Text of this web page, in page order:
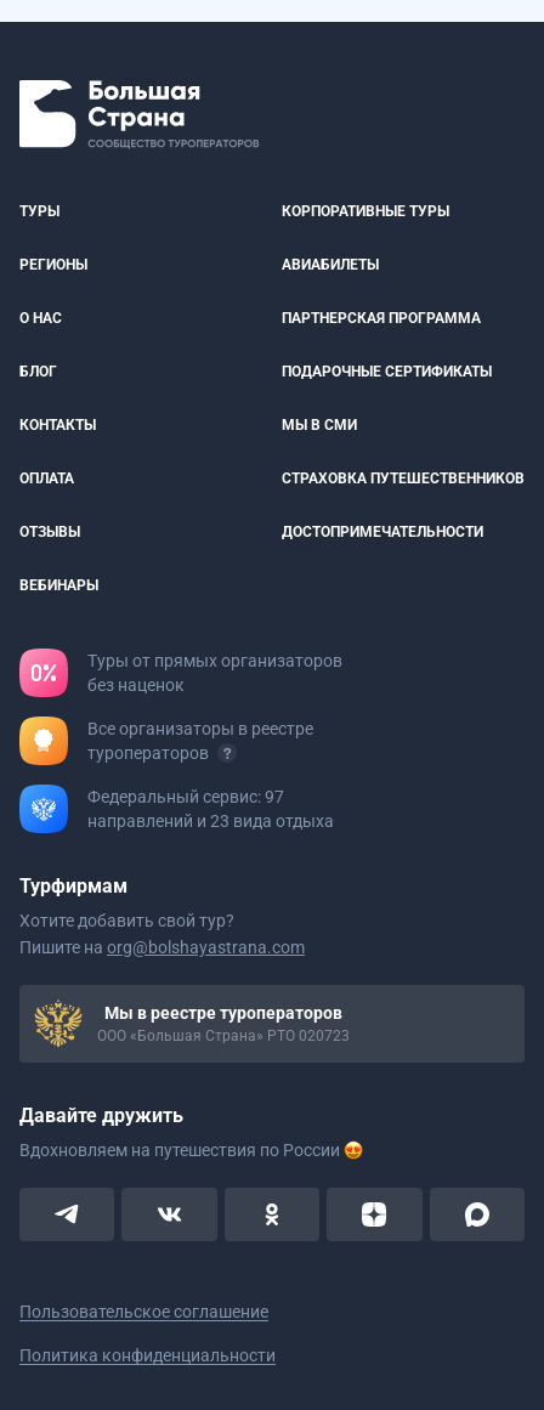
ТУРЫ КОРПОРАТИВНЫЕ ТУРЫ
РЕГИОНЫ АВИАБИЛЕТЫ
О НАС ПАРТНЕРСКАЯ ПРОГРАММА
БЛОГ ПОДАРОЧНЫЕ СЕРТИФИКАТЫ
КОНТАКТЫ МЫ В СМИ
ОПЛАТА СТРАХОВКА ПУТЕШЕСТВЕННИКОВ
ОТЗЫВЫ ДОСТОПРИМЕЧАТЕЛЬНОСТИ
ВЕБИНАРЫ
Туры от прямых организаторов
без наценок
Все организаторы в реестре
туроператоров
Федеральный сервис: 97
направлений и 23 вида отдыха
Турфирмам
Хотите добавить свой тур?
Пишите на org@bolshayastrana.com
Мы в реестре туроператоров
ООО «Большая Страна» РТО 020723
Давайте дружить
Вдохновляем на путешествия по России
Пользовательское соглашение
Политика конфиденциальности